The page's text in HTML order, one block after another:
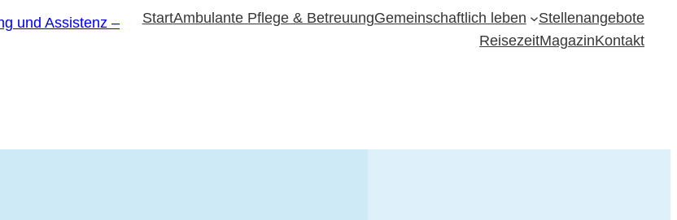
StartAmbulante Pflege & BetreuungGemeinschaftlich leben
Stellenangebote
ReisezeitMagazinKontakt